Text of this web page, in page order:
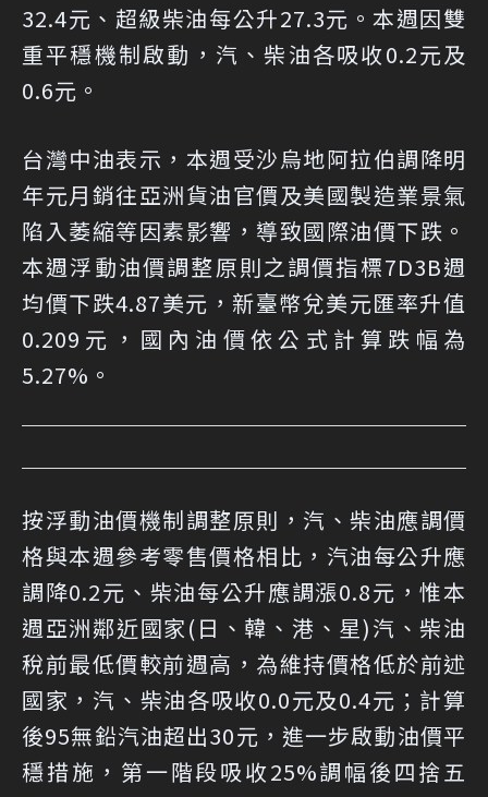
32.4元、超級柴油每公升27.3元。本週因雙
重平穩機制啟動，汽、柴油各吸收0.2元及
0.6元。
台灣中油表示，本週受沙烏地阿拉伯調降明
年元月銷往亞洲貨油官價及美國製造業景氣
陷入萎縮等因素影響，導致國際油價下跌。
本週浮動油價調整原則之調價指標7D3B週
均價下跌4.87美元，新臺幣兌美元匯率升值
0.209元，國內油價依公式計算跌幅為
5.27%。
按浮動油價機制調整原則，汽、柴油應調價
格與本週參考零售價格相比，汽油每公升應
調降0.2元、柴油每公升應調漲0.8元，惟本
週亞洲鄰近國家(日、韓、港、星)汽、柴油
稅前最低價較前週高，為維持價格低於前述
國家，汽、柴油各吸收0.0元及0.4元；計算
後95無鉛汽油超出30元，進一步啟動油價平
穩措施，第一階段吸收25%調幅後四捨五